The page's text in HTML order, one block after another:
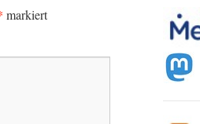
markiert